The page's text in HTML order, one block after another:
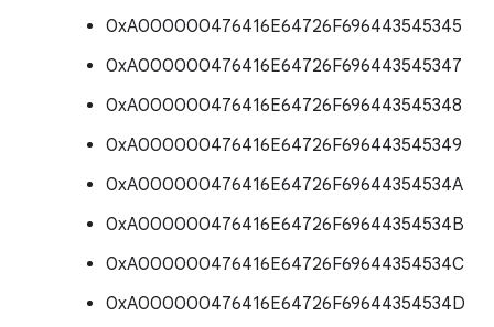
0xA000000476416E64726F696443545345
0xA000000476416E64726F696443545347
0xA000000476416E64726F696443545348
0xA000000476416E64726F696443545349
0xA000000476416E64726F69644354534A
0xA000000476416E64726F69644354534B
0xA000000476416E64726F69644354534C
0xA000000476416E64726F69644354534D